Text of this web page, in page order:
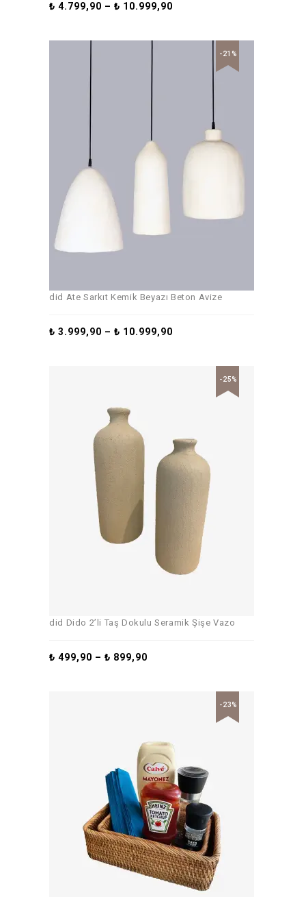
₺ 4.799,90 –₺ 10.999,90
-21%
did Ate Sarkıt Kemik Beyazı Beton Avize
₺ 3.999,90 –₺ 10.999,90
-25%
did Dido 2’li Taş Dokulu Seramik Şişe Vazo
₺ 499,90 –₺ 899,90
-23%